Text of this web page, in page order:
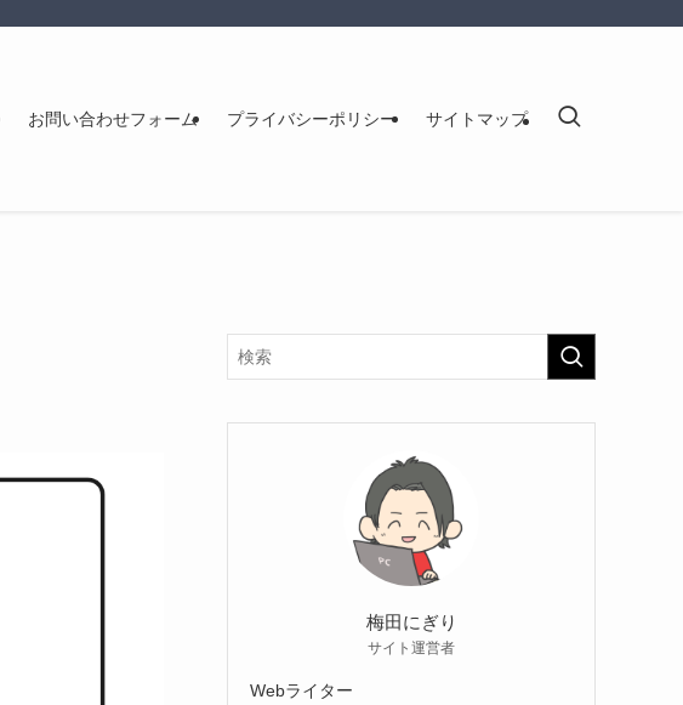
お問い合わせフォーム プライバシーポリシー サイトマップ
梅田にぎり
サイト運営者
Webライター